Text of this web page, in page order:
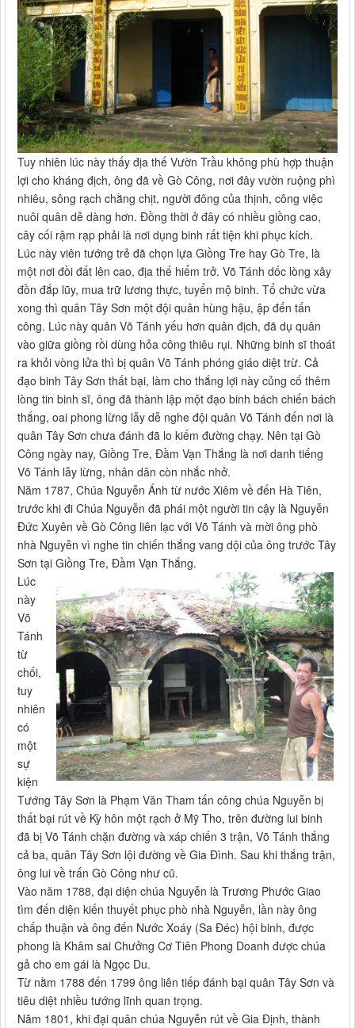
Tuy nhiên lúc này thấy địa thế Vườn Trầu không phù hợp thuận
lợi cho kháng địch, ông đã về Gò Công, nơi đây vườn ruộng phì
nhiêu, sông rạch chằng chịt, người đông của thịnh, công việc
nuôi quân dễ dàng hơn. Đồng thời ở đây có nhiều giồng cao,
cây cối rậm rạp phải là nơi dụng binh rất tiện khi phục kích.
Lúc này viên tướng trẻ đã chọn lựa Giồng Tre hay Gò Tre, là
một nơi đồi đất lên cao, địa thế hiểm trở. Võ Tánh dốc lòng xây
đồn đắp lũy, mua trữ lương thực, tuyển mộ binh. Tổ chức vừa
xong thì quân Tây Sơn một đội quân hùng hậu, ập đến tấn
công. Lúc này quân Võ Tánh yếu hơn quân địch, đã dụ quân
vào giữa giồng rồi dùng hỏa công thiêu rụi. Những binh sĩ thoát
ra khỏi vòng lửa thì bị quân Võ Tánh phóng giáo diệt trừ. Cả
đạo binh Tây Sơn thất bại, làm cho thắng lợi này củng cố thêm
lòng tin binh sĩ, ông đã thành lập một đạo binh bách chiến bách
thắng, oai phong lừng lẫy dễ nghe đội quân Võ Tánh đến nơi là
quân Tây Sơn chưa đánh đã lo kiếm đường chạy. Nên tại Gò
Công ngày nay, Giồng Tre, Đầm Vạn Thắng là nơi danh tiếng
Võ Tánh lẫy lừng, nhân dân còn nhắc nhở.
Năm 1787, Chúa Nguyễn Ánh từ nước Xiêm về đến Hà Tiên,
trước khi đi Chúa Nguyễn đã phái một người tin cậy là Nguyễn
Đức Xuyên về Gò Công liên lạc với Võ Tánh và mời ông phò
nhà Nguyễn vì nghe tin chiến thắng vang dội của ông trước Tây
Sơn tại Giồng Tre, Đầm Vạn Thắng.
Lúc
này
Võ
Tánh
từ
chối,
tuy
nhiên
có
một
sự
kiện
Tướng Tây Sơn là Phạm Văn Tham tấn công chúa Nguyễn bị
thất bại rút về Kỳ hôn một rạch ở Mỹ Tho, trên đường lui binh
đã bị Võ Tánh chặn đường và xáp chiến 3 trận, Võ Tánh thắng
cả ba, quân Tây Sơn lội đường về Gia Đình. Sau khi thắng trận,
ông lui về trấn Gò Công như cũ.
Vào năm 1788, đại diện chúa Nguyễn là Trương Phước Giao
tìm đến diện kiến thuyết phục phò nhà Nguyễn, lần này ông
chấp thuận và ông đến Nước Xoáy (Sa Đéc) hội binh, được
phong là Khâm sai Chưởng Cơ Tiên Phong Doanh được chúa
gả cho em gái là Ngọc Du.
Từ nằm 1788 đến 1799 ông liên tiếp đánh bại quân Tây Sơn và
tiêu diệt nhiều tướng lĩnh quan trọng.
Năm 1801, khi đại quân chúa Nguyễn rút về Gia Định, thành